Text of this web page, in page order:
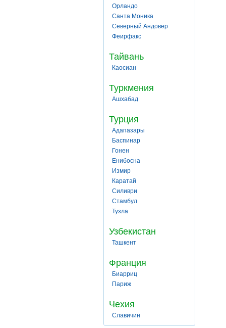
Орландо
Санта Моника
Северный Андовер
Феирфакс
Тайвань
Каосиан
Туркмения
Ашхабад
Турция
Адапазары
Баспинар
Гонен
Енибосна
Измир
Каратай
Силиври
Стамбул
Тузла
Узбекистан
Ташкент
Франция
Биарриц
Париж
Чехия
Славичин